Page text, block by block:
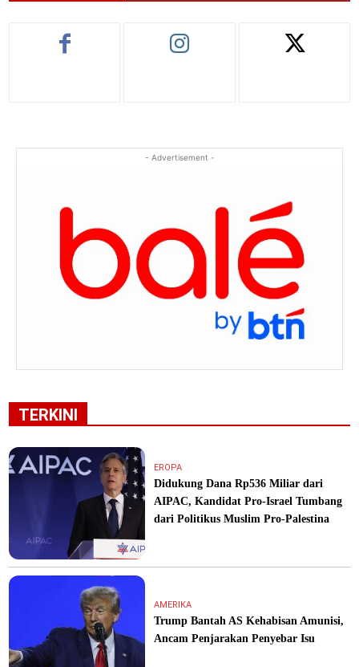
- Advertisement -
TERKINI
EROPA
Didukung Dana Rp536 Miliar dari
AIPAC, Kandidat Pro-Israel Tumbang
dari Politikus Muslim Pro-Palestina
AMERIKA
Trump Bantah AS Kehabisan Amunisi,
Ancam Penjarakan Penyebar Isu